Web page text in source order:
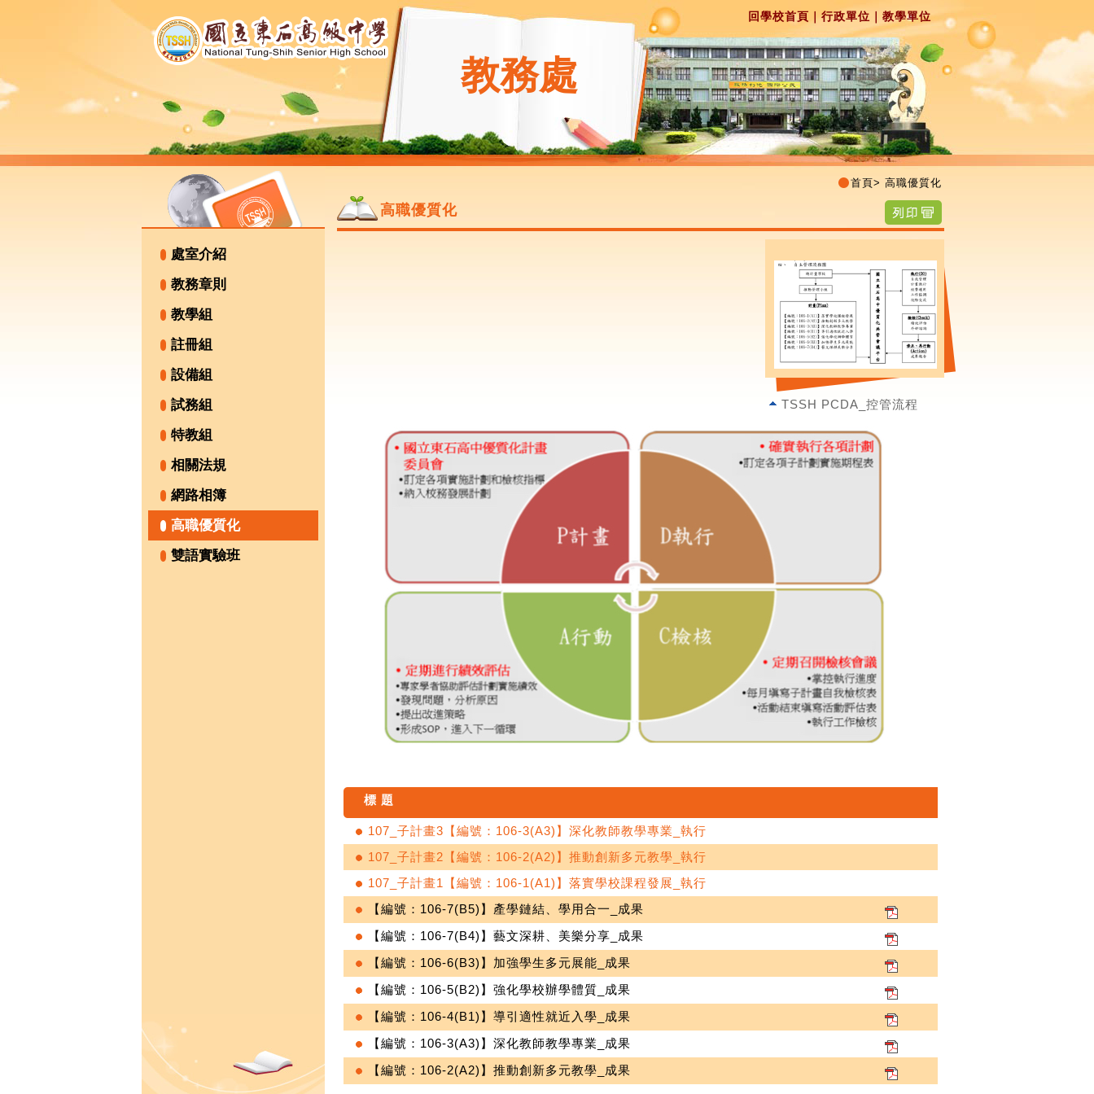
教務處
回學校首頁 ｜行政單位 教學單位
處室介紹
教務章則
教學組
註冊組
設備組
試務組
特教組
相關法規
網路相簿
高職優質化
雙語實驗班
首頁> 高職優質化
高職優質化
TSSH PCDA_控管流程
標 題
107_子計畫3【編號：106-3(A3)】深化教師教學專業_執行
107_子計畫2【編號：106-2(A2)】推動創新多元教學_執行
107_子計畫1【編號：106-1(A1)】落實學校課程發展_執行
【編號：106-7(B5)】產學鏈結、學用合一_成果
【編號：106-7(B4)】藝文深耕、美樂分享_成果
【編號：106-6(B3)】加強學生多元展能_成果
【編號：106-5(B2)】強化學校辦學體質_成果
【編號：106-4(B1)】導引適性就近入學_成果
【編號：106-3(A3)】深化教師教學專業_成果
【編號：106-2(A2)】推動創新多元教學_成果